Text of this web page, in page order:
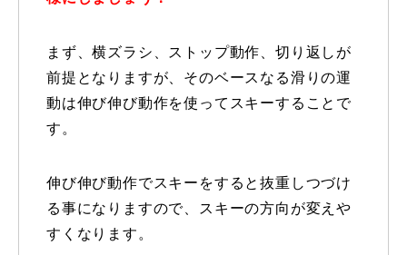
お申し込みについて
動画で学ぶ Movie
最新レッスン動画
Online Store
コブ斜面の滑り方解説動画
無料プレゼント動画
まず、横ズラシ、ストップ動作、切り返しが
前提となりますが、そのベースなる滑りの運
動は伸び伸び動作を使ってスキーすることで
す。
伸び伸び動作でスキーをすると抜重しつづけ
る事になりますので、スキーの方向が変えや
すくなります。